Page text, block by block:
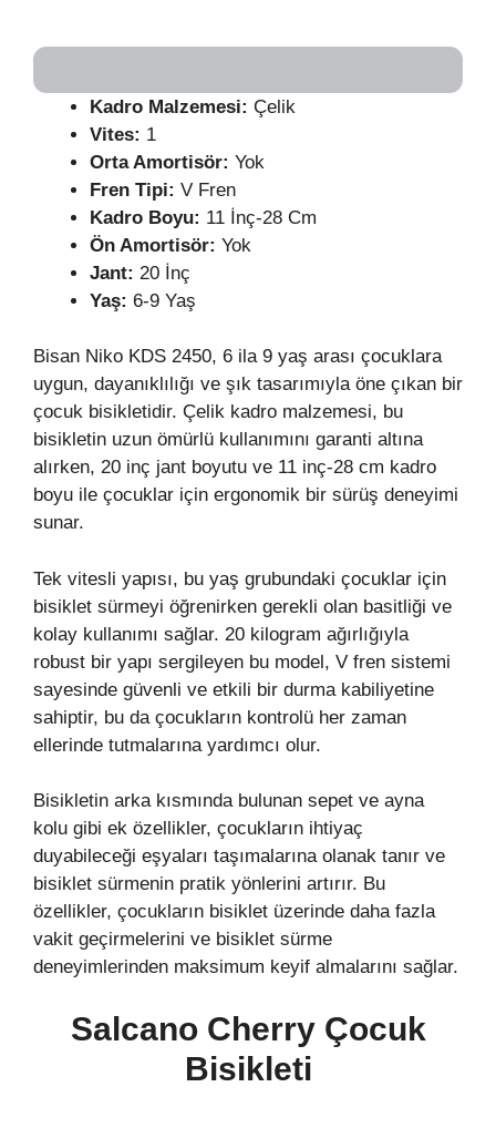
Kadro Malzemesi: Çelik
Vites: 1
Orta Amortisör: Yok
Fren Tipi: V Fren
Kadro Boyu: 11 İnç-28 Cm
Ön Amortisör: Yok
Jant: 20 İnç
Yaş: 6-9 Yaş
Bisan Niko KDS 2450, 6 ila 9 yaş arası çocuklara
uygun, dayanıklılığı ve şık tasarımıyla öne çıkan bir
çocuk bisikletidir. Çelik kadro malzemesi, bu
bisikletin uzun ömürlü kullanımını garanti altına
alırken, 20 inç jant boyutu ve 11 inç-28 cm kadro
boyu ile çocuklar için ergonomik bir sürüş deneyimi
sunar.
Tek vitesli yapısı, bu yaş grubundaki çocuklar için
bisiklet sürmeyi öğrenirken gerekli olan basitliği ve
kolay kullanımı sağlar. 20 kilogram ağırlığıyla
robust bir yapı sergileyen bu model, V fren sistemi
sayesinde güvenli ve etkili bir durma kabiliyetine
sahiptir, bu da çocukların kontrolü her zaman
ellerinde tutmalarına yardımcı olur.
Bisikletin arka kısmında bulunan sepet ve ayna
kolu gibi ek özellikler, çocukların ihtiyaç
duyabileceği eşyaları taşımalarına olanak tanır ve
bisiklet sürmenin pratik yönlerini artırır. Bu
özellikler, çocukların bisiklet üzerinde daha fazla
vakit geçirmelerini ve bisiklet sürme
deneyimlerinden maksimum keyif almalarını sağlar.
Salcano Cherry Çocuk
Bisikleti